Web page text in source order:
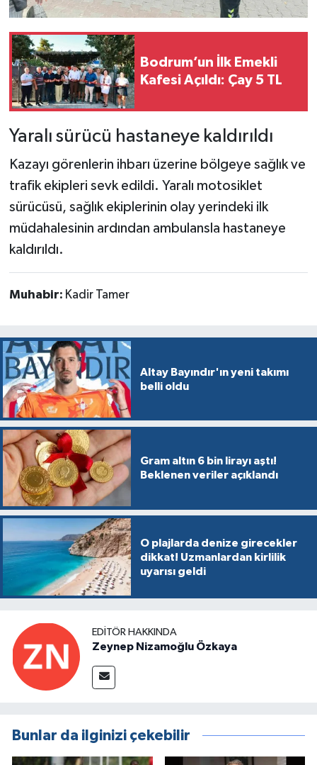
Bodrum’un İlk Emekli
Kafesi Açıldı: Çay 5 TL
Yaralı sürücü hastaneye kaldırıldı
Kazayı görenlerin ihbarı üzerine bölgeye sağlık ve
trafik ekipleri sevk edildi. Yaralı motosiklet
sürücüsü, sağlık ekiplerinin olay yerindeki ilk
müdahalesinin ardından ambulansla hastaneye
kaldırıldı.
Muhabir: Kadir Tamer
Altay Bayındır'ın yeni takımı
belli oldu
Gram altın 6 bin lirayı aştı!
Beklenen veriler açıklandı
O plajlarda denize girecekler
dikkat! Uzmanlardan kirlilik
uyarısı geldi
EDITÖR HAKKINDA
Zeynep Nizamoğlu Özkaya
Bunlar da ilginizi çekebilir